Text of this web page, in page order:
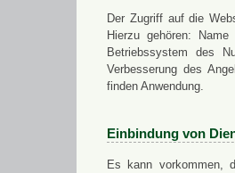
Der Zugriff auf die
Hierzu gehören:
Betriebssystem des
Verbesserung des
finden Anwendung.
Einbindung von
Es kann vorkommen,